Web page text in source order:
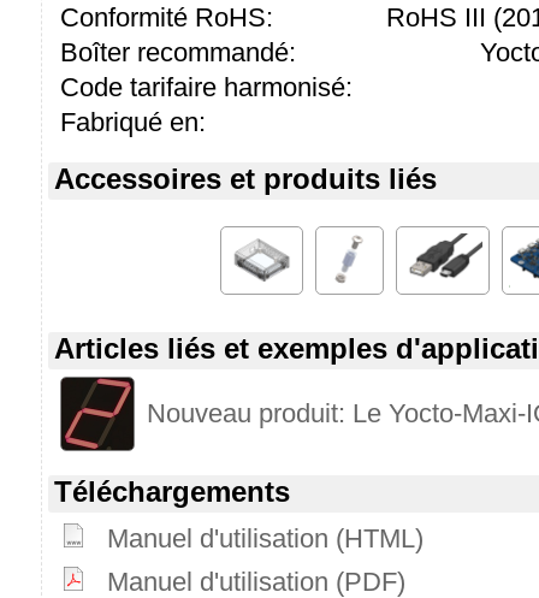
Conformité RoHS:
RoHS III
Boîter recommandé:
Code tarifaire harmonisé:
Fabriqué en:
Accessoires et produits liés
Articles liés et exemples
Nouveau produit: Le Yocto-Maxi-
Téléchargements
Manuel d'utilisation (HTML)
Manuel d'utilisation (PDF)